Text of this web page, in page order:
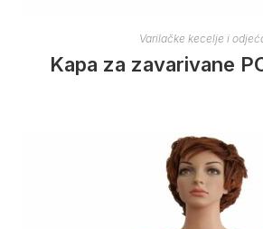
Varilačke kecelje i
Kapa za zavarivane